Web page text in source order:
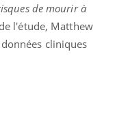
de mourir à
l'étude, Matthew
cliniques